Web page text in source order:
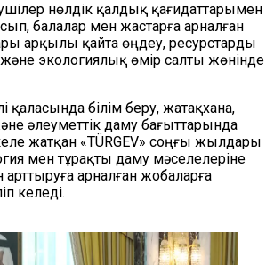
нөлдік қалдық қағидаттарымен
балалар мен жастарға арналған
арқылы қайта өңдеу, ресурстарды
және экологиялық өмір салты жөнінде
қаласында білім беру, жатақхана,
әлеуметтік даму бағыттарында
жатқан «TÜRGEV» соңғы жылдары
мен тұрақты даму мәселелеріне
арналған жобаларға
келеді.